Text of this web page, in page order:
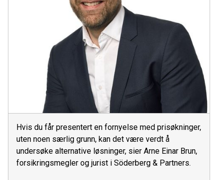
Hvis du får presentert en fornyelse med prisøkninger,
uten noen særlig grunn, kan det være verdt å
undersøke alternative løsninger, sier Arne Einar Brun,
forsikringsmegler og jurist i Söderberg & Partners.